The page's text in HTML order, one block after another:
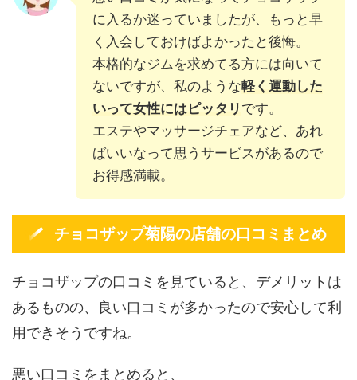
に入るか迷っていましたが、もっと早
く入会しておけばよかったと後悔。
本格的なジムを求めてる方には向いて
ないですが、私のような軽く運動した
いって女性にはピッタリ です。
エステやマッサージチェアなど、あれ
ばいいなって思うサービスがあるので
お得感満載。
チョコザップ菊陽の店舗の口コミまとめ
チョコザップの口コミを見ていると、デメリットは
あるものの、良い口コミが多かったので安心して利
用できそうですね。
悪い口コミをまとめると、